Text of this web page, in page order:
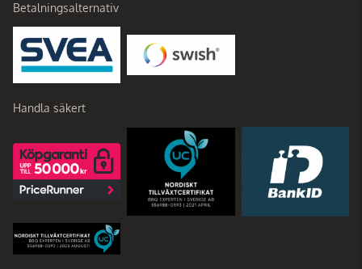
Betalningsalternativ
Handla säkert